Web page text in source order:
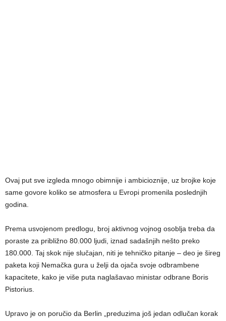
Ovaj put sve izgleda mnogo obimnije i ambicioznije, uz brojke koje
same govore koliko se atmosfera u Evropi promenila poslednjih
godina.
Prema usvojenom predlogu, broj aktivnog vojnog osoblja treba da
poraste za približno 80.000 ljudi, iznad sadašnjih nešto preko
180.000. Taj skok nije slučajan, niti je tehničko pitanje – deo je šireg
paketa koji Nemačka gura u želji da ojača svoje odbrambene
kapacitete, kako je više puta naglašavao ministar odbrane Boris
Pistorius.
Upravo je on poručio da Berlin „preduzima još jedan odlučan korak